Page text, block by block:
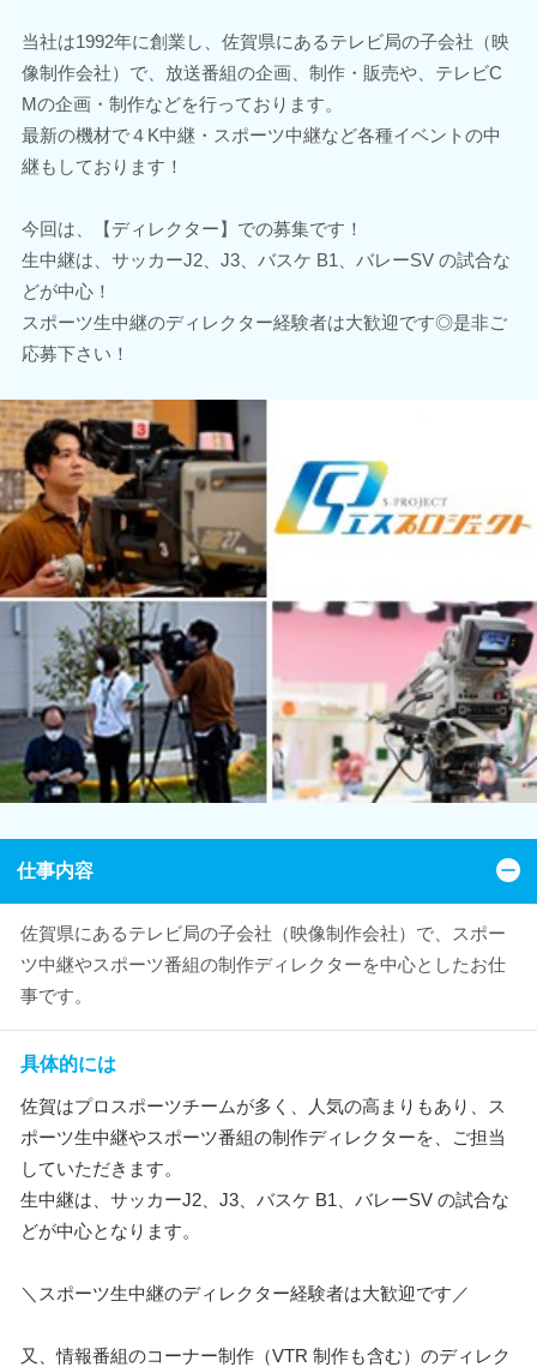
当社は1992年に創業し、佐賀県にあるテレビ局の子会社（映
像制作会社）で、放送番組の企画、制作・販売や、テレビC
Mの企画・制作などを行っております。
最新の機材で４K中継・スポーツ中継など各種イベントの中
継もしております！
今回は、【ディレクター】での募集です！
生中継は、サッカーJ2、J3、バスケ B1、バレーSV の試合な
どが中心！
スポーツ生中継のディレクター経験者は大歓迎です◎是非ご
応募下さい！
仕事内容
佐賀県にあるテレビ局の子会社（映像制作会社）で、スポー
ツ中継やスポーツ番組の制作ディレクターを中心としたお仕
事です。
具体的には
佐賀はプロスポーツチームが多く、人気の高まりもあり、ス
ポーツ生中継やスポーツ番組の制作ディレクターを、ご担当
していただきます。
生中継は、サッカーJ2、J3、バスケ B1、バレーSV の試合な
どが中心となります。
＼スポーツ生中継のディレクター経験者は大歓迎です／
又、情報番組のコーナー制作（VTR 制作も含む）のディレク